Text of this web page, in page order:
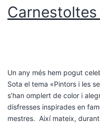
Un any més hem pogut
Sota el tema «Pintors i les
s’han omplert de color i
disfresses inspirades en
mestres. Així mateix,